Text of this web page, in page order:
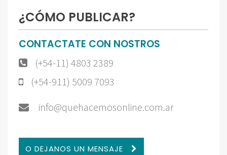
¿CÓMO PUBLICAR?
CONTACTATE CON NOSTROS
(+54-11) 4803 2389
(+54-911) 5009 7093
info@quehacemosonline.com.ar
O DEJANOS UN MENSAJE